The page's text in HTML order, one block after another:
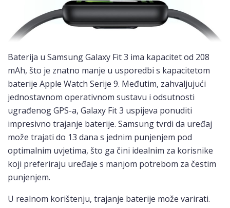
Baterija u Samsung Galaxy Fit 3 ima kapacitet od 208
mAh, što je znatno manje u usporedbi s kapacitetom
baterije Apple Watch Serije 9. Međutim, zahvaljujući
jednostavnom operativnom sustavu i odsutnosti
ugrađenog GPS-a, Galaxy Fit 3 uspijeva ponuditi
impresivno trajanje baterije. Samsung tvrdi da uređaj
može trajati do 13 dana s jednim punjenjem pod
optimalnim uvjetima, što ga čini idealnim za korisnike
koji preferiraju uređaje s manjom potrebom za čestim
punjenjem.
U realnom korištenju, trajanje baterije može varirati.